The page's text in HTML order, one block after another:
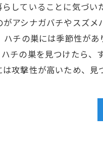
していることに気づ
アシナガバチやスズ
チの巣には季節性が
チの巣を見つけたら
攻撃性が高いため、